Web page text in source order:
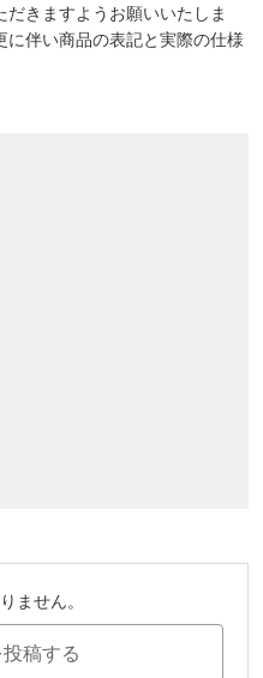
きますようお願いいたしま
伴い商品の表記と実際の仕様
ません。
稿する